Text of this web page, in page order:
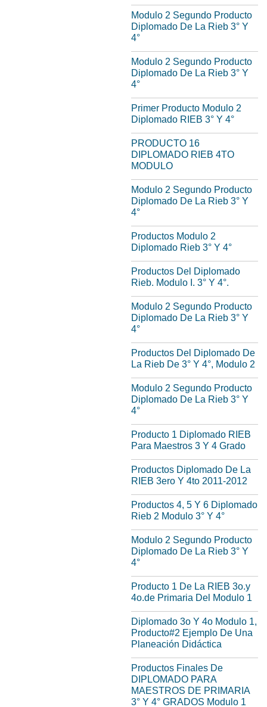
Modulo 2 Segundo Producto
Diplomado De La Rieb 3° Y
4°
Modulo 2 Segundo Producto
Diplomado De La Rieb 3° Y
4°
Primer Producto Modulo 2
Diplomado RIEB 3° Y 4°
PRODUCTO 16
DIPLOMADO RIEB 4TO
MODULO
Modulo 2 Segundo Producto
Diplomado De La Rieb 3° Y
4°
Productos Modulo 2
Diplomado Rieb 3° Y 4°
Productos Del Diplomado
Rieb. Modulo I. 3° Y 4°.
Modulo 2 Segundo Producto
Diplomado De La Rieb 3° Y
4°
Productos Del Diplomado De
La Rieb De 3° Y 4°, Modulo 2
Modulo 2 Segundo Producto
Diplomado De La Rieb 3° Y
4°
Producto 1 Diplomado RIEB
Para Maestros 3 Y 4 Grado
Productos Diplomado De La
RIEB 3ero Y 4to 2011-2012
Productos 4, 5 Y 6 Diplomado
Rieb 2 Modulo 3° Y 4°
Modulo 2 Segundo Producto
Diplomado De La Rieb 3° Y
4°
Producto 1 De La RIEB 3o.y
4o.de Primaria Del Modulo 1
Diplomado 3o Y 4o Modulo 1,
Producto#2 Ejemplo De Una
Planeación Didáctica
Productos Finales De
DIPLOMADO PARA
MAESTROS DE PRIMARIA
3° Y 4° GRADOS Modulo 1